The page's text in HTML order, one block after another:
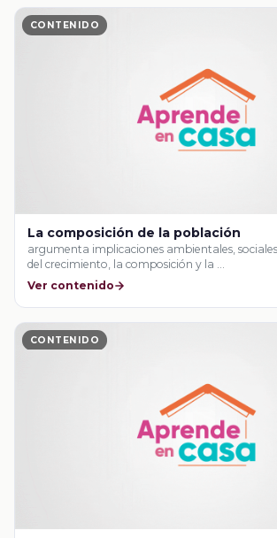
CONTENIDO
La composición de la población
argumenta implicaciones ambientales,
del crecimiento, la composición y la …
Ver contenido
CONTENIDO